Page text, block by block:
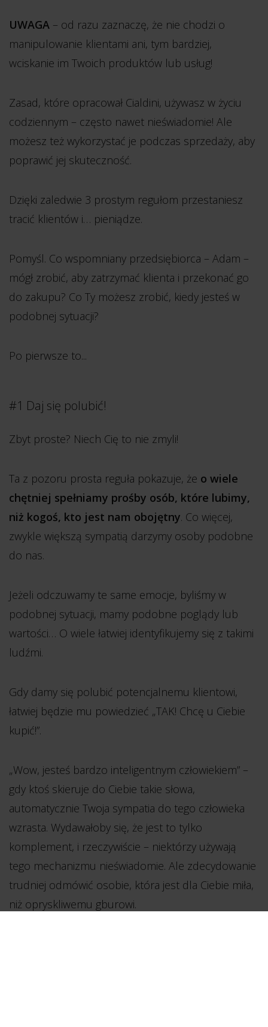
UWAGA – od razu zaznaczę, że nie chodzi o
manipulowanie klientami ani, tym bardziej,
wciskanie im Twoich produktów lub usług!
Zasad, które opracował Cialdini, używasz w życiu
codziennym – często nawet nieświadomie! Ale
możesz też wykorzystać je podczas sprzedaży, aby
poprawić jej skuteczność.
Dzięki zaledwie 3 prostym regułom przestaniesz
tracić klientów i… pieniądze.
Pomyśl. Co wspomniany przedsiębiorca – Adam –
mógł zrobić, aby zatrzymać klienta i przekonać go
do zakupu? Co Ty możesz zrobić, kiedy jesteś w
podobnej sytuacji?
Po pierwsze to...
#1 Daj się polubić!
Zbyt proste? Niech Cię to nie zmyli!
Ta z pozoru prosta reguła pokazuje, że o wiele
chętniej spełniamy prośby osób, które lubimy,
niż kogoś, kto jest nam obojętny. Co więcej,
zwykle większą sympatią darzymy osoby podobne
do nas.
Jeżeli odczuwamy te same emocje, byliśmy w
podobnej sytuacji, mamy podobne poglądy lub
wartości… O wiele łatwiej identyfikujemy się z takimi
ludźmi.
Gdy damy się polubić potencjalnemu klientowi,
łatwiej będzie mu powiedzieć „TAK! Chcę u Ciebie
kupić!”.
„Wow, jesteś bardzo inteligentnym człowiekiem” –
gdy ktoś skieruje do Ciebie takie słowa,
automatycznie Twoja sympatia do tego człowieka
wzrasta. Wydawałoby się, że jest to tylko
komplement, i rzeczywiście – niektórzy używają
tego mechanizmu nieświadomie. Ale zdecydowanie
trudniej odmówić osobie, która jest dla Ciebie miła,
niż opryskliwemu gburowi.